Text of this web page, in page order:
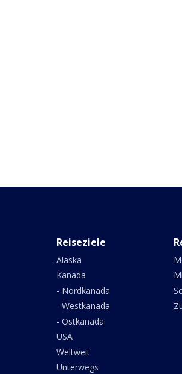
Reiseziele
Alaska
Kanada
- Nordkanada
- Westkanada
- Ostkanada
USA
Weltweit
Unterwegs